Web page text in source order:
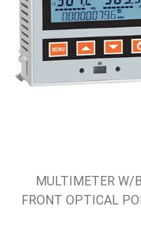
MULTIMETER W/
FRONT OPTICAL